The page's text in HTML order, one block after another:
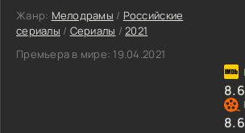
Жанр: Мелодрамы / Российские
сериалы / Сериалы /2021
Премьера в мире: 19.04.2021
8.6
8.6